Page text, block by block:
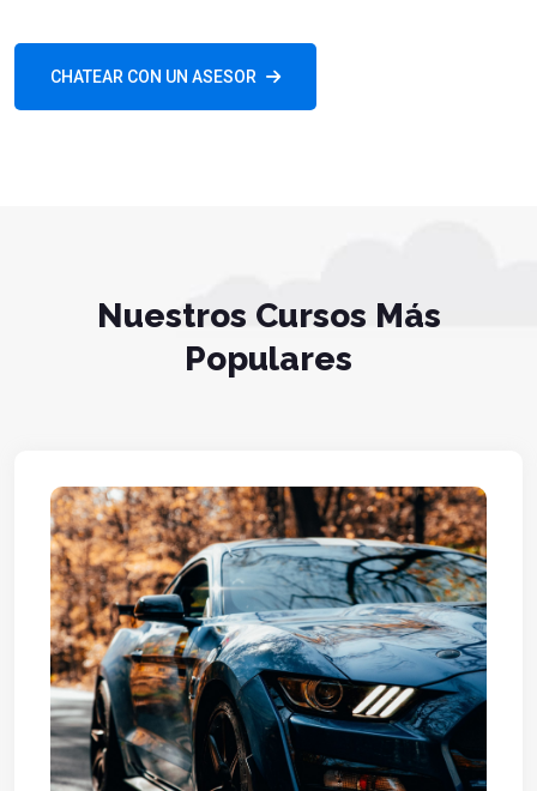
CHATEAR CON UN ASESOR
Nuestros Cursos Más
Populares